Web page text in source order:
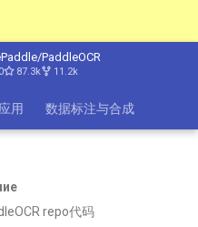
PaddleOCR
87.3k 11.2k
用 数据标注与合成
repo代码